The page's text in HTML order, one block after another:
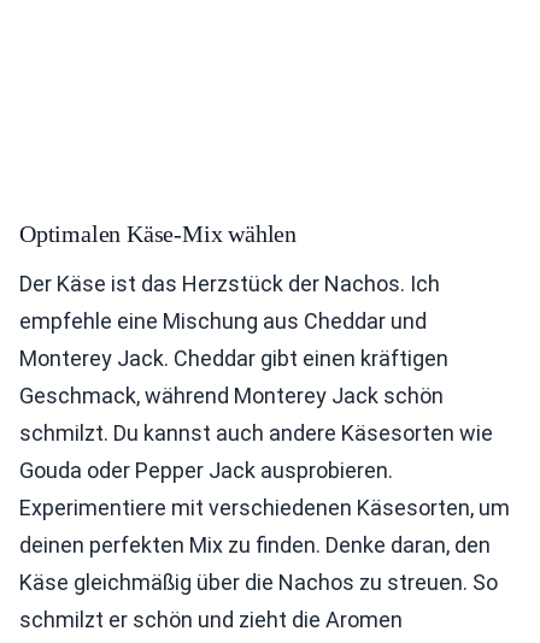
Optimalen Käse-Mix wählen
Der Käse ist das Herzstück der Nachos. Ich
empfehle eine Mischung aus Cheddar und
Monterey Jack. Cheddar gibt einen kräftigen
Geschmack, während Monterey Jack schön
schmilzt. Du kannst auch andere Käsesorten wie
Gouda oder Pepper Jack ausprobieren.
Experimentiere mit verschiedenen Käsesorten, um
deinen perfekten Mix zu finden. Denke daran, den
Käse gleichmäßig über die Nachos zu streuen. So
schmilzt er schön und zieht die Aromen